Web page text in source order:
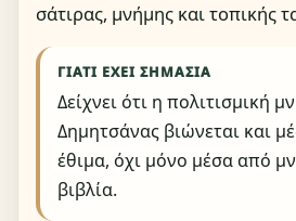
σάτιρας, μνήμης και τοπικής
ΓΙΑΤΊ ΈΧΕΙ ΣΗΜΑΣΊΑ
Δείχνει ότι η πολιτισμική
Δημητσάνας βιώνεται και
έθιμα, όχι μόνο μέσα από
βιβλία.